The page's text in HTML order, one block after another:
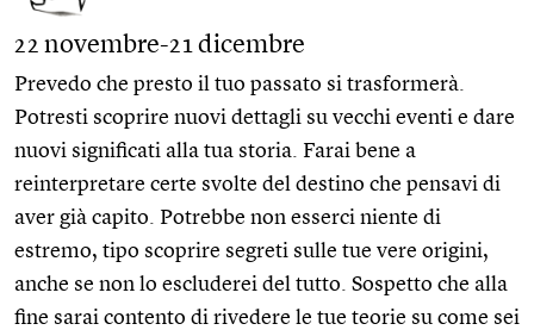
22 novembre-21 dicembre
Prevedo che presto il tuo passato si trasformerà.
Potresti scoprire nuovi dettagli su vecchi eventi e dare
nuovi significati alla tua storia. Farai bene a
reinterpretare certe svolte del destino che pensavi di
aver già capito. Potrebbe non esserci niente di
estremo, tipo scoprire segreti sulle tue vere origini,
anche se non lo escluderei del tutto. Sospetto che alla
fine sarai contento di rivedere le tue teorie su come sei